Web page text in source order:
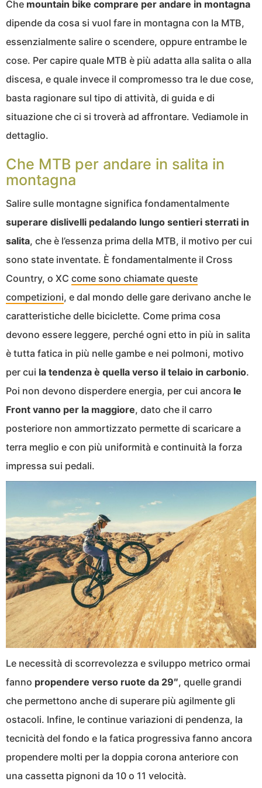
Che mountain bike comprare per andare in montagna
dipende da cosa si vuol fare in montagna con la MTB,
essenzialmente salire o scendere, oppure entrambe le
cose. Per capire quale MTB è più adatta alla salita o alla
discesa, e quale invece il compromesso tra le due cose,
basta ragionare sul tipo di attività, di guida e di
situazione che ci si troverà ad affrontare. Vediamole in
dettaglio.
Che MTB per andare in salita in
montagna
Salire sulle montagne significa fondamentalmente
superare dislivelli pedalando lungo sentieri sterrati in
salita, che è l’essenza prima della MTB, il motivo per cui
sono state inventate. È fondamentalmente il Cross
Country, o XC come sono chiamate queste
competizioni, e dal mondo delle gare derivano anche le
caratteristiche delle biciclette. Come prima cosa
devono essere leggere, perché ogni etto in più in salita
è tutta fatica in più nelle gambe e nei polmoni, motivo
per cui la tendenza è quella verso il telaio in carbonio.
Poi non devono disperdere energia, per cui ancora le
Front vanno per la maggiore, dato che il carro
posteriore non ammortizzato permette di scaricare a
terra meglio e con più uniformità e continuità la forza
impressa sui pedali.
Le necessità di scorrevolezza e sviluppo metrico ormai
fanno propendere verso ruote da 29″, quelle grandi
che permettono anche di superare più agilmente gli
ostacoli. Infine, le continue variazioni di pendenza, la
tecnicità del fondo e la fatica progressiva fanno ancora
propendere molti per la doppia corona anteriore con
una cassetta pignoni da 10 o 11 velocità.